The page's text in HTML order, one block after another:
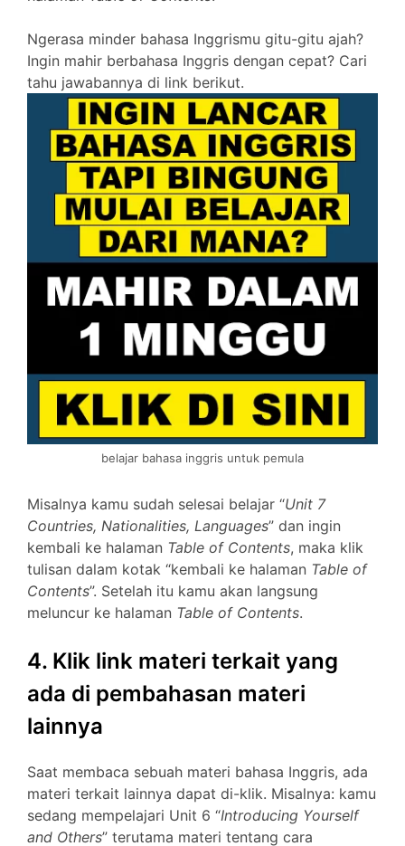
Ngerasa minder bahasa Inggrismu gitu-gitu ajah?
Ingin mahir berbahasa Inggris dengan cepat? Cari
tahu jawabannya di link berikut.
belajar bahasa inggris untuk pemula
Misalnya kamu sudah selesai belajar “Unit 7
Countries, Nationalities, Languages” dan ingin
kembali ke halaman Table of Contents, maka klik
tulisan dalam kotak “kembali ke halaman Table of
Contents”. Setelah itu kamu akan langsung
meluncur ke halaman Table of Contents.
4. Klik link materi terkait yang
ada di pembahasan materi
lainnya
Saat membaca sebuah materi bahasa Inggris, ada
materi terkait lainnya dapat di-klik. Misalnya: kamu
sedang mempelajari Unit 6 “Introducing Yourself
and Others” terutama materi tentang cara